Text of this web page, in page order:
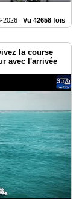
2026 Vu 42658 fois
la course
avec l'arrivée